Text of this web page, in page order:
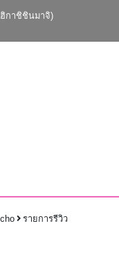
ฮิกาชิชินมาจิ)
รายการรีวิว